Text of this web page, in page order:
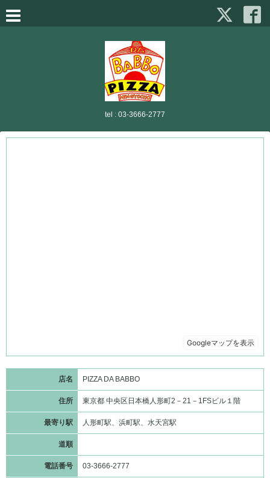
tel : 03-3666-2777
店名 PIZZA DA BABBO
住所 東京都 中央区日本橋人形町2－21－1FSビル１階
最寄り駅 人形町駅、浜町駅、水天宮駅
道順
電話番号 03-3666-2777